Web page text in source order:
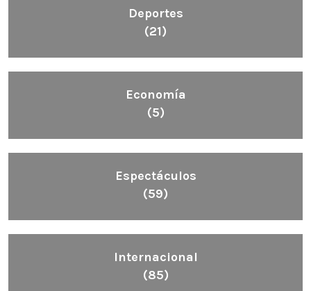
Deportes
(21)
Economía
(5)
Espectáculos
(59)
Internacional
(85)